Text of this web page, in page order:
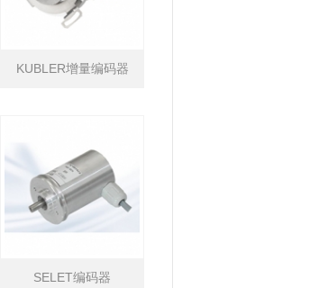
KUBLER增量编码器
SELET编码器